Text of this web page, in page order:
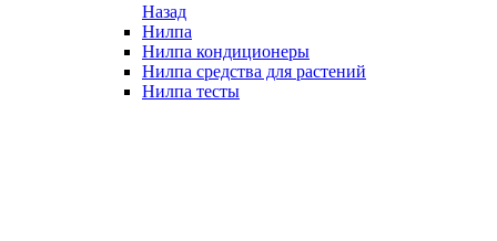
Назад
Нилпа
Нилпа кондиционеры
Нилпа средства для растений
Нилпа тесты